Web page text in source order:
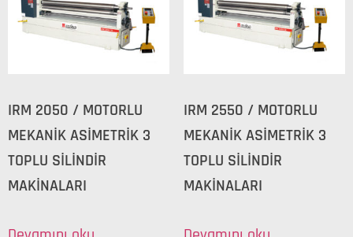
IRM 2050 / MOTORLU
MEKANİK ASİMETRİK 3
TOPLU SİLİNDİR
MAKİNALARI
IRM 2550 / MOTORLU
MEKANİK ASİMETRİK 3
TOPLU SİLİNDİR
MAKİNALARI